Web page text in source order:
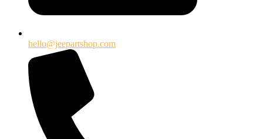
hello@jeepartshop.com